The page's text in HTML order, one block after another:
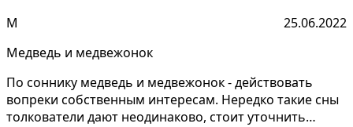
М
25.06.2022
Медведь и медвежонок
По соннику медведь и медвежонок - действовать
вопреки собственным интересам. Нередко такие сны
толкователи дают неодинаково, стоит уточнить